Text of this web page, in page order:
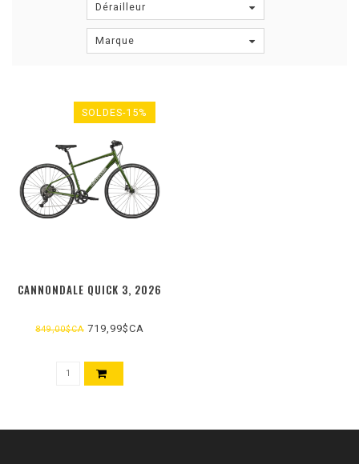
Dérailleur
Marque
SOLDES-15%
CANNONDALE QUICK 3, 2026
849,00$CA 719,99$CA